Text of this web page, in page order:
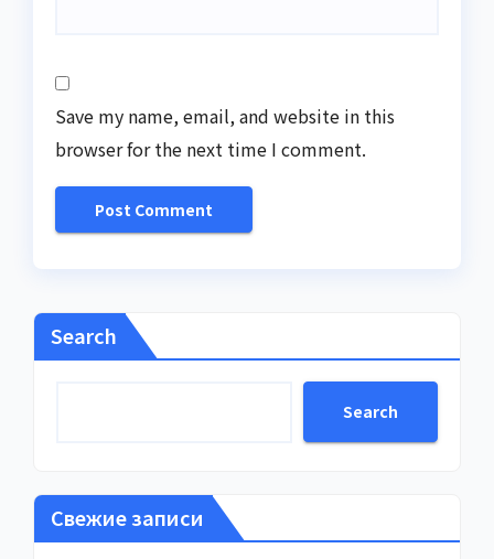
Save my name, email, and website in this
browser for the next time I comment.
Search
Search
Свежие записи